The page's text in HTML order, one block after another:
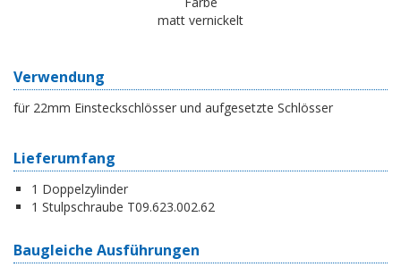
matt vernickelt
Verwendung
für 22mm Einsteckschlösser und aufgesetzte Schlösser
Lieferumfang
1 Doppelzylinder
1 Stulpschraube T09.623.002.62
Baugleiche Ausführungen